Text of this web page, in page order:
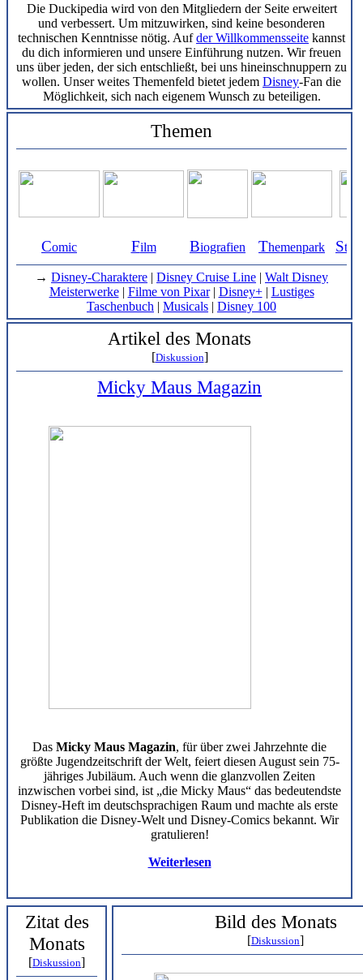
Die Duckipedia wird von den Mitgliedern der Seite erweitert
und verbessert. Um mitzuwirken, sind keine besonderen
technischen Kenntnisse nötig. Aufder Willkommensseite kannst
du dich informieren und unsere Einführung nutzen. Wir freuen
uns über jeden, der sich entschließt, bei uns hineinschnuppern zu
wollen. Unser weites Themenfeld bietet jedem Disney-Fan die
Möglichkeit, sich nach eigenem Wunsch zu beteiligen.
Themen
Comic Film Biografien Themenpark S
→ Disney-Charaktere | Disney Cruise Line | Walt Disney
Meisterwerke| Filme von Pixar| Disney+| Lustiges
Taschenbuch | Musicals | Disney 100
Artikel des Monats
[Diskussion]
Micky Maus Magazin
Das Micky Maus Magazin, für über zwei Jahrzehnte die
größte Jugendzeitschrift der Welt, feiert diesen August sein 75-
jähriges Jubiläum. Auch wenn die glanzvollen Zeiten
inzwischen vorbei sind, ist „die Micky Maus“ das bedeutendste
Disney-Heft im deutschsprachigen Raum und machte als erste
Publikation die Disney-Welt und Disney-Comics bekannt. Wir
gratulieren!
Weiterlesen
Zitat des
Monats
[Diskussion]
Bild des Monats
[Diskussion]